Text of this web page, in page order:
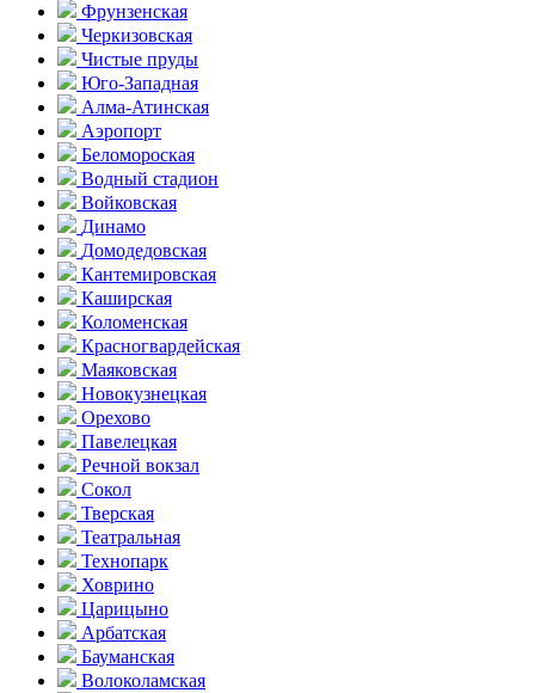
Фрунзенская
Черкизовская
Чистые пруды
Юго-Западная
Алма-Атинская
Аэропорт
Беломороская
Водный стадион
Войковская
Динамо
Домоде­довская
Кантеми­ровская
Каширская
Коломенская
Красногвар­дейская
Маяковская
Новокузнецкая
Орехово
Павелецкая
Речной вокзал
Сокол
Тверская
Театральная
Технопарк
Ховрино
Царицыно
Арбатская
Бауманская
Волоколамская